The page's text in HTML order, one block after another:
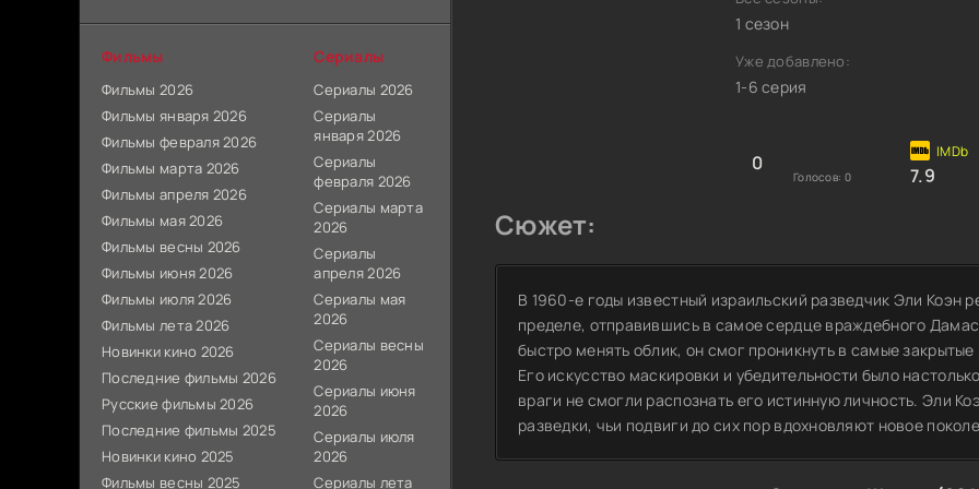
1 сезон
Уже добавлено:
1-6 серия
0
Голосов: 0 7.9
Сюжет:
В 1960-е годы известный израильский разведчик Эли Коэн
пределе, отправившись в самое сердце враждебного
быстро менять облик, он смог проникнуть в самые
Его искусство маскировки и убедительности было
враги не смогли распознать его истинную личность. Эли
разведки, чьи подвиги до сих пор вдохновляют новое
Фильмы
Фильмы 2026
Фильмы января 2026
Фильмы февраля 2026
Фильмы марта 2026
Фильмы апреля 2026
Фильмы мая 2026
Фильмы весны 2026
Фильмы июня 2026
Фильмы июля 2026
Фильмы лета 2026
Новинки кино 2026
Последние фильмы 2026
Русские фильмы 2026
Последние фильмы 2025
Новинки кино 2025
Фильмы весны 2025
Сериалы
Сериалы 2026
Сериалы
января 2026
Сериалы
февраля 2026
Сериалы марта
2026
Сериалы
апреля 2026
Сериалы мая
2026
Сериалы весны
2026
Сериалы июня
2026
Сериалы июля
2026
Сериалы лета